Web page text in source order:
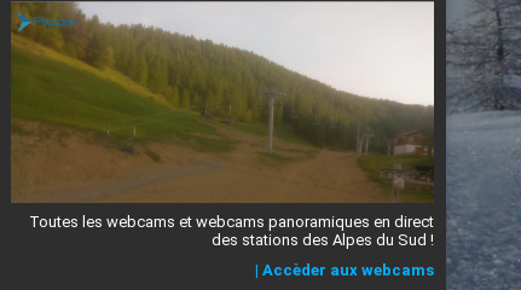
Toutes les webcams et webcams panoramiques en direct
des stations des Alpes du Sud !
| Accèder aux webcams